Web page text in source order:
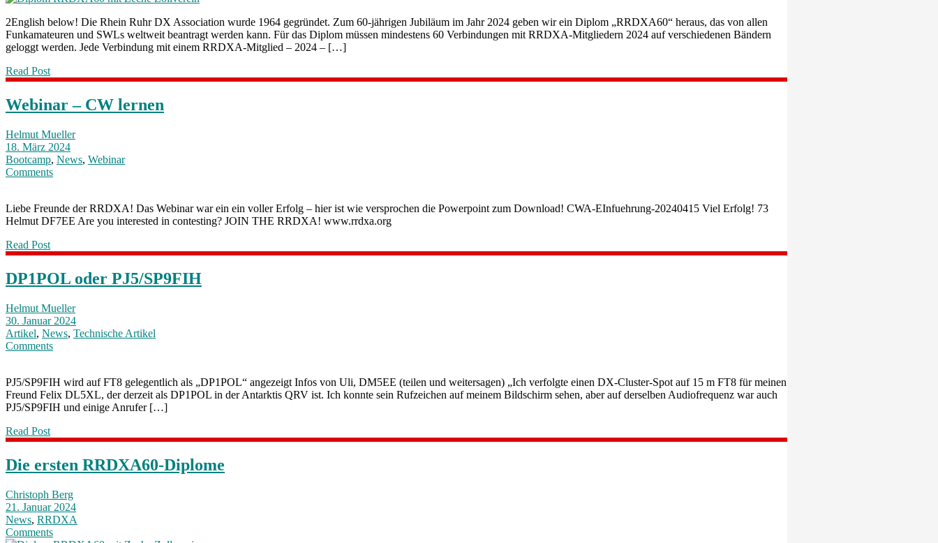
2English below! Die Rhein Ruhr DX Association wurde 1964 gegründet. Zum 60-jährigen Jubiläum im Jahr 2024 geben wir ein Diplom „RRDXA60“ heraus, das von allen
Funkamateuren und SWLs weltweit beantragt werden kann. Für das Diplom müssen mindestens 60 Verbindungen mit RRDXA-Mitgliedern 2024 auf verschiedenen Bändern
geloggt werden. Jede Verbindung mit einem RRDXA-Mitglied – 2024 – […]
Read Post
Webinar – CW lernen
Helmut Mueller
18. März 2024
Bootcamp, News, Webinar
Comments
Liebe Freunde der RRDXA! Das Webinar war ein ein voller Erfolg – hier ist wie versprochen die Powerpoint zum Download! CWA-EInfuehrung-20240415 Viel Erfolg! 73
Helmut DF7EE Are you interested in contesting? JOIN THE RRDXA! www.rrdxa.org
Read Post
DP1POL oder PJ5/SP9FIH
Helmut Mueller
30. Januar 2024
Artikel, News, Technische Artikel
Comments
PJ5/SP9FIH wird auf FT8 gelegentlich als „DP1POL“ angezeigt Infos von Uli, DM5EE (teilen und weitersagen) „Ich verfolgte einen DX-Cluster-Spot auf 15 m FT8 für meinen
Freund Felix DL5XL, der derzeit als DP1POL in der Antarktis QRV ist. Ich konnte sein Rufzeichen auf meinem Bildschirm sehen, aber auf derselben Audiofrequenz war auch
PJ5/SP9FIH und einige Anrufer […]
Read Post
Die ersten RRDXA60-Diplome
Christoph Berg
21. Januar 2024
News, RRDXA
Comments